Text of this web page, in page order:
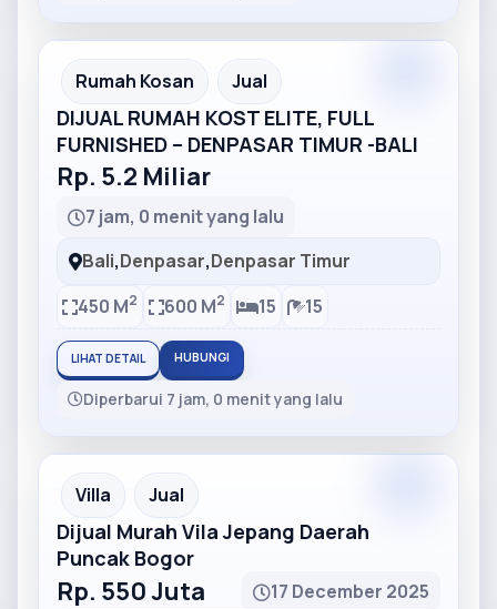
Partner Ad
Rumah Kosan Jual
DIJUAL RUMAH KOST ELITE, FULL
FURNISHED – DENPASAR TIMUR -BALI
Rp. 5.2 Miliar
7 jam, 0 menit yang lalu
Bali,Denpasar,Denpasar Timur
450 M2 600 M2 15 15
LIHAT DETAIL HUBUNGI
Diperbarui 7 jam, 0 menit yang lalu
Partner Ad
Villa Jual
Dijual Murah Vila Jepang Daerah
Puncak Bogor
Rp. 550 Juta
17 December 2025